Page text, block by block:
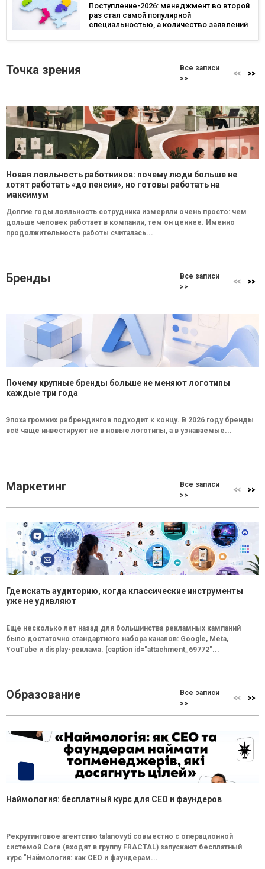
Поступление-2026: менеджмент во второй
раз стал самой популярной
специальностью, а количество заявлений
Точка зрения
Все записи
>>
Новая лояльность работников: почему люди больше не
хотят работать «до пенсии», но готовы работать на
максимум
Долгие годы лояльность сотрудника измеряли очень просто: чем
дольше человек работает в компании, тем он ценнее. Именно
продолжительность работы считалась...
Бренды
Все записи
>>
Почему крупные бренды больше не меняют логотипы
каждые три года
Эпоха громких ребрендингов подходит к концу. В 2026 году бренды
всё чаще инвестируют не в новые логотипы, а в узнаваемые...
Маркетинг
Все записи
>>
Где искать аудиторию, когда классические инструменты
уже не удивляют
Еще несколько лет назад для большинства рекламных кампаний
было достаточно стандартного набора каналов: Google, Meta,
YouTube и display-реклама. [caption id="attachment_69772"...
Образование
Все записи
>>
Наймология: бесплатный курс для CEO и фаундеров
Рекрутинговое агентство talanovyti совместно с операционной
системой Core (входят в группу FRACTAL) запускают бесплатный
курс "Наймология: как СEO и фаундерам...